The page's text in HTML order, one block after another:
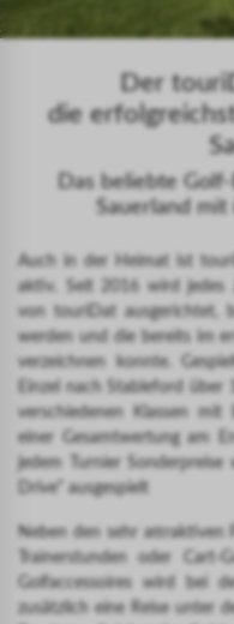
Der
die
Das beliebte
Sauerland
Auch in der Heimat ist
aktiv. Seit 2016 wird jedes
von touriDat ausgerichtet,
werden und die bereits im
verzeichnen konnte.
Einzel nach Stableford
verschiedenen Klassen mit
einer Gesamtwertung am
jedem Turnier Sonderpreise
Drive“ ausgespielt
Neben den sehr attraktiven
Trainerstunden oder Cart-
Golfaccessoires wird bei
zusätzlich eine Reise unter